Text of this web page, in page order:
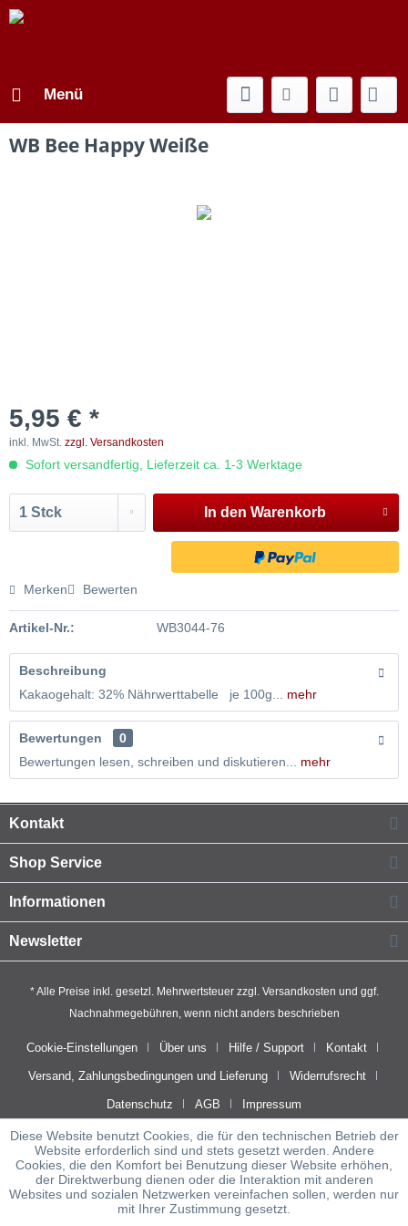
Menü
WB Bee Happy Weiße
5,95 € *
inkl. MwSt. zzgl. Versandkosten
Sofort versandfertig, Lieferzeit ca. 1-3 Werktage
In den Warenkorb
Merken Bewerten
Artikel-Nr.: WB3044-76
Beschreibung
Kakaogehalt: 32% Nährwerttabelle je 100g...
mehr
Bewertungen
0
Bewertungen lesen, schreiben und diskutieren...
mehr
Kontakt
Shop Service
Informationen
Newsletter
* Alle Preise inkl. gesetzl. Mehrwertsteuer zzgl. Versandkosten und ggf.
Nachnahmegebühren, wenn nicht anders beschrieben
Cookie-Einstellungen Über uns Hilfe / Support Kontakt
Versand, Zahlungsbedingungen und Lieferung Widerrufsrecht
Datenschutz AGB Impressum
Diese Website benutzt Cookies, die für den technischen Betrieb der
Website erforderlich sind und stets gesetzt werden. Andere
Cookies, die den Komfort bei Benutzung dieser Website erhöhen,
der Direktwerbung dienen oder die Interaktion mit anderen
Websites und sozialen Netzwerken vereinfachen sollen, werden nur
mit Ihrer Zustimmung gesetzt.